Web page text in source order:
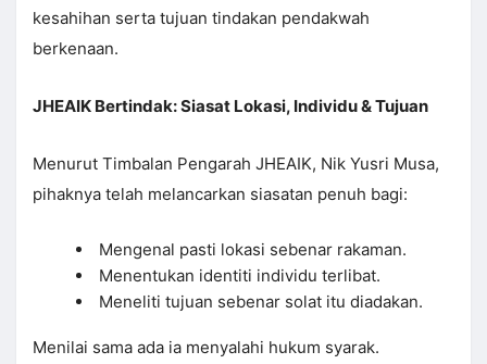
kesahihan serta tujuan tindakan pendakwah
berkenaan.
JHEAIK Bertindak: Siasat Lokasi, Individu & Tujuan
Menurut Timbalan Pengarah JHEAIK, Nik Yusri Musa,
pihaknya telah melancarkan siasatan penuh bagi:
Mengenal pasti lokasi sebenar rakaman.
Menentukan identiti individu terlibat.
Meneliti tujuan sebenar solat itu diadakan.
Menilai sama ada ia menyalahi hukum syarak.